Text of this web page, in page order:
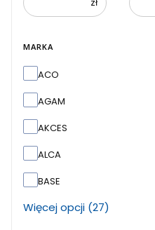
zł
MARKA
Marka
ACO
AGAM
AKCES
ALCA
BASE
Więcej opcji (27)